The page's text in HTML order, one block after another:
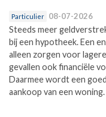
Particulier 08-07-2026
Steeds meer
bij een hypotheek. Een
alleen zorgen voor
gevallen ook financiële
Daarmee wordt een
aankoop van een woning.